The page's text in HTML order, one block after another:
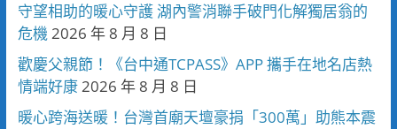
守望相助的暖心守護 湖內警消聯手破門化解獨居翁的
危機2026 年 8 月 8 日
歡慶父親節！《台中通TCPASS》APP 攜手在地名店熱
情端好康2026 年 8 月 8 日
暖心跨海送暖！台灣首廟天壇豪捐「300萬」助熊本震